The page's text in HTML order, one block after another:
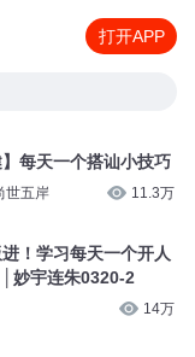
打开APP
】每天一个搭讪小技巧
世五岸 11.3万
！学习每天一个开人
妙宇连朱0320-2
14万